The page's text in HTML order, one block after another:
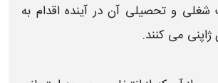
و تحصیلی آن در آینده اقدام به
می کنند.